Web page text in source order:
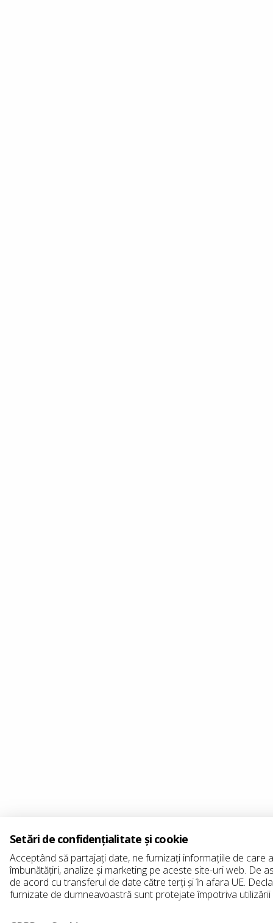
Setări de confidențialitate și cookie
Acceptând să partajați date, ne furnizați informațiile de care
îmbunătățiri, analize și marketing pe aceste site-uri web. De
de acord cu transferul de date către terți și în afara UE.
furnizate de dumneavoastră sunt protejate împotriva utilizării